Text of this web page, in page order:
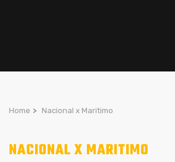
Home > Nacional x Maritimo
NACIONAL X MARITIMO